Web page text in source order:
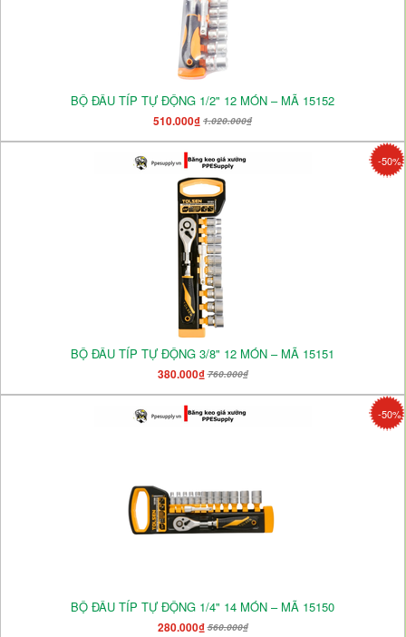
BỘ ĐẦU TÍP TỰ ĐỘNG 1/2" 12 MÓN – MÃ 15152
510.000₫ 1.020.000₫
-50%
BỘ ĐẦU TÍP TỰ ĐỘNG 3/8" 12 MÓN – MÃ 15151
380.000₫760.000₫
-50%
BỘ ĐẦU TÍP TỰ ĐỘNG 1/4" 14 MÓN – MÃ 15150
280.000₫560.000₫